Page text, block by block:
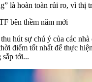
là hoàn toàn rủi ro, vì thị
bên thềm năm mới
hút sự chú ý của các
điểm tốt nhất để thực
sắp tới...